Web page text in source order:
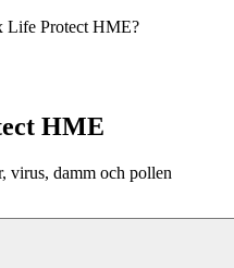
HME
virus, damm och pollen
Life Protect HME?